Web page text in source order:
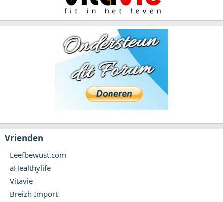
Vrienden
Leefbewust.com
aHealthylife
Vitavie
Breizh Import